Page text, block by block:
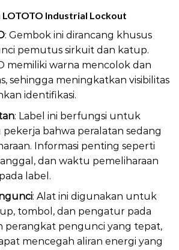
Industrial Lockout
: Gembok ini dirancang khusus
pemutus sirkuit dan katup.
memiliki warna mencolok dan
sehingga meningkatkan visibilitas
identifikasi.
: Label ini berfungsi untuk
bahwa peralatan sedang
Informasi penting seperti
dan waktu pemeliharaan
label.
: Alat ini digunakan untuk
tombol, dan pengatur pada
perangkat pengunci yang tepat,
mencegah aliran energi yang